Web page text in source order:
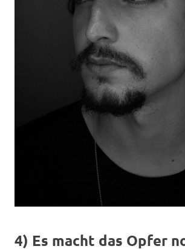
4) Es macht das Opfer